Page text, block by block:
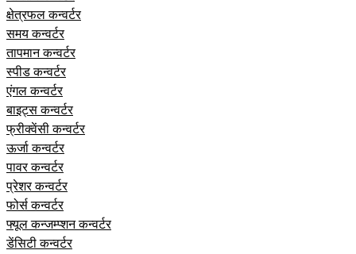
क्षेत्रफल कन्वर्टर
समय कन्वर्टर
तापमान कन्वर्टर
स्पीड कन्वर्टर
एंगल कन्वर्टर
बाइट्स कन्वर्टर
फ्रीक्वेंसी कन्वर्टर
ऊर्जा कन्वर्टर
पावर कन्वर्टर
प्रेशर कन्वर्टर
फोर्स कन्वर्टर
फ्यूल कन्जम्प्शन कन्वर्टर
डेंसिटी कन्वर्टर